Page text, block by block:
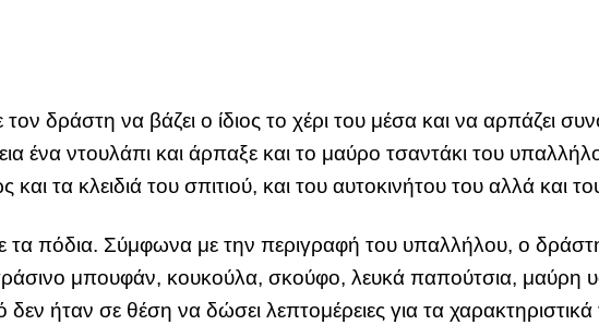
δράστη να βάζει ο ίδιος το χέρι του μέσα και να αρπάζει
ένα ντουλάπι και άρπαξε και το μαύρο τσαντάκι του
τα κλειδιά του σπιτιού, και του αυτοκινήτου του αλλά και
τα πόδια. Σύμφωνα με την περιγραφή του υπαλλήλου, ο
μπουφάν, κουκούλα, σκούφο, λευκά παπούτσια, μαύρη
δεν ήταν σε θέση να δώσει λεπτομέρειες για τα χαρακτηριστικά